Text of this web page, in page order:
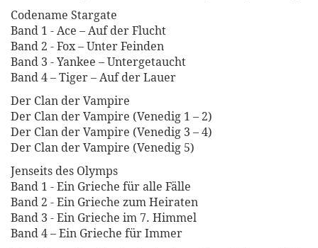
Codename Stargate
Band 1 - Ace – Auf der Flucht
Band 2 - Fox – Unter Feinden
Band 3 - Yankee – Untergetaucht
Band 4 – Tiger – Auf der Lauer
Der Clan der Vampire
Der Clan der Vampire (Venedig 1 – 2)
Der Clan der Vampire (Venedig 3 – 4)
Der Clan der Vampire (Venedig 5)
Jenseits des Olymps
Band 1 - Ein Grieche für alle Fälle
Band 2 - Ein Grieche zum Heiraten
Band 3 - Ein Grieche im 7. Himmel
Band 4 – Ein Grieche für Immer